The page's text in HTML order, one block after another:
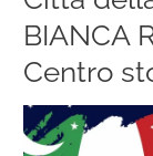
BIANCA
Centro